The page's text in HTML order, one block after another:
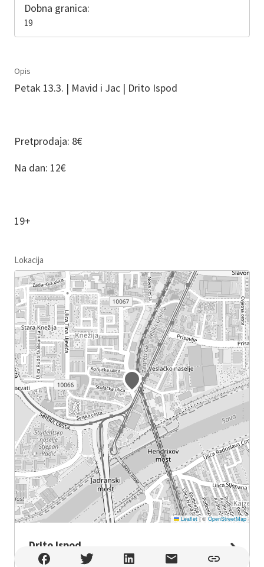
Dobna granica:
19
Opis
Petak 13.3. | Mavid i Jac | Drito Ispod
Pretprodaja: 8€
Na dan: 12€
19+
Lokacija
Leaflet |©OpenStreetMap
Drito Ispod
Drito Ispod , Zagreb